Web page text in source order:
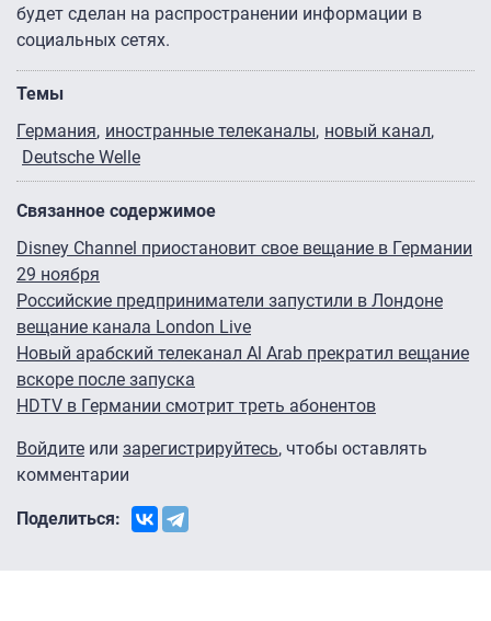
будет сделан на распространении информации в
социальных сетях.
Темы
Германия иностранные телеканалы новый канал
Deutsche Welle
Связанное содержимое
Disney Channel приостановит свое вещание в Германии
29 ноября
Российские предприниматели запустили в Лондоне
вещание канала London Live
Новый арабский телеканал Al Arab прекратил вещание
вскоре после запуска
HDTV в Германии смотрит треть абонентов
Войдите или зарегистрируйтесь, чтобы оставлять
комментарии
Поделиться: